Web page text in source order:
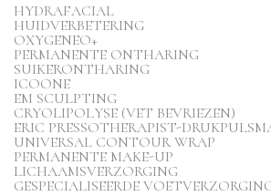
HYDRAFACIAL
HUIDVERBETERING
OXYGENEO+
PERMANENTE ONTHARING
SUIKERONTHARING
ICOONE
EM SCULPTING
CRYOLIPOLYSE (VET BEVRIEZEN)
ERIC PRESSOTHERAPIST-
UNIVERSAL CONTOUR WRAP
PERMANENTE MAKE-UP
LICHAAMSVERZORGING
GESPECIALISEERDE